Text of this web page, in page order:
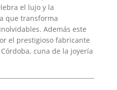
el lujo y la
que transforma
Además este
el prestigioso fabricante
cuna de la joyería